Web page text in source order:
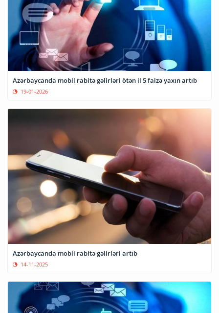
Azərbaycanda mobil rabitə gəlirləri ötən il 5 faizə yaxın artıb
19-01-2026
Azərbaycanda mobil rabitə gəlirləri artıb
14-11-2025